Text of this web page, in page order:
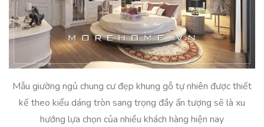
Mẫu giường ngủ chung cư đẹp khung gỗ tự nhiên được thiết
kế theo kiểu dáng tròn sang trọng đầy ấn tượng sẽ là xu
hướng lựa chọn của nhiều khách hàng hiện nay